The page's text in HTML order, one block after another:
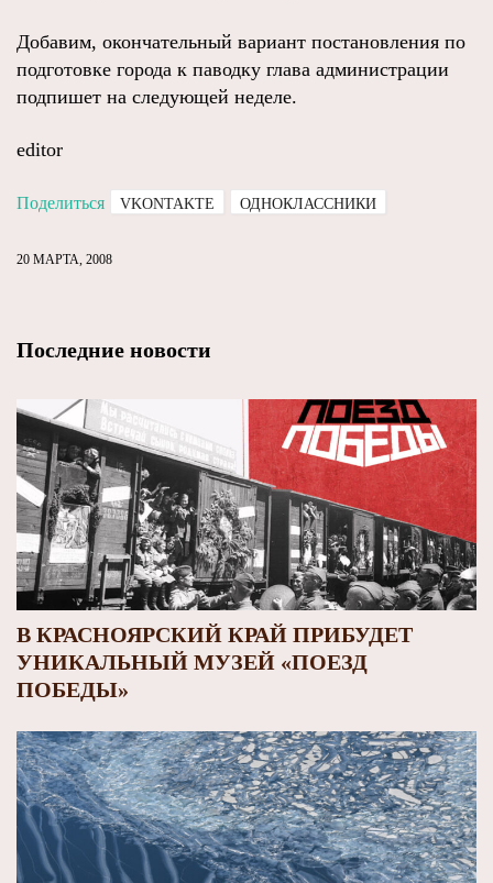
Добавим, окончательный вариант постановления по
подготовке города к паводку глава администрации
подпишет на следующей неделе.
editor
Поделиться VKONTAKTE ОДНОКЛАССНИКИ
20 МАРТА, 2008
Последние новости
В КРАСНОЯРСКИЙ КРАЙ ПРИБУДЕТ
УНИКАЛЬНЫЙ МУЗЕЙ «ПОЕЗД
ПОБЕДЫ»